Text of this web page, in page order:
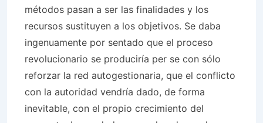
métodos pasan a ser las finalidades y los
recursos sustituyen a los objetivos. Se daba
ingenuamente por sentado que el proceso
revolucionario se produciría per se con sólo
reforzar la red autogestionaria, que el conflicto
con la autoridad vendría dado, de forma
inevitable, con el propio crecimiento del